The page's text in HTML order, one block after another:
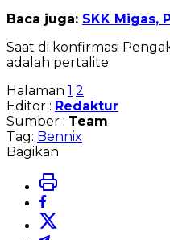
Baca juga: SKK Migas,
Saat di konfirmasi
adalah pertalite
Halaman 1 2
Editor : Redaktur
Sumber : Team
Tag: Bennix
Bagikan